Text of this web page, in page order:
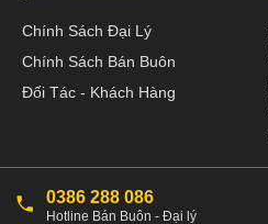
Chính Sách Đại Lý
Chính Sách Bán Buôn
Đối Tác - Khách Hàng
0386 288 086
Hotline Bán Buôn - Đại lý